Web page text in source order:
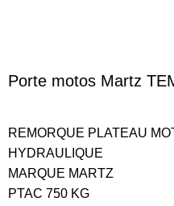
Porte motos Martz
REMORQUE PLATEAU
HYDRAULIQUE
MARQUE MARTZ
PTAC 750 KG